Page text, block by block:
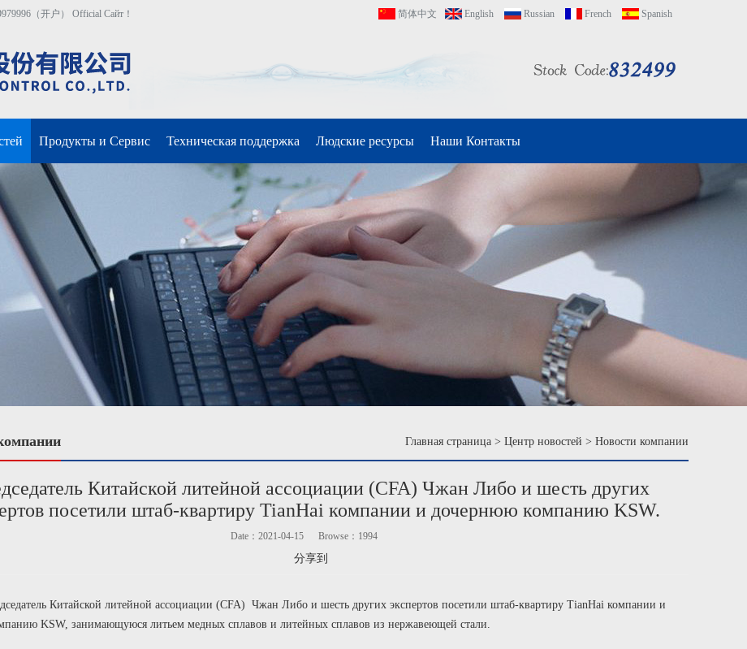
（开户） Official Сайт！ 简体中文 English Russian French Spanish
Продукты и Сервис Техническая поддержка Людские ресурсы Наши Контакты
Главная страница > Центр новостей > Новости компании
Китайской литейной ассоциации (CFA) Чжан Либо и шесть других
посетили штаб-квартиру TianHai компании и дочернюю компанию KSW.
Date：2021-04-15 Browse： 1994
分享到
Китайской литейной ассоциации (CFA) Чжан Либо и шесть других экспертов посетили штаб-квартиру TianHai компании и
KSW, занимающуюся литьем медных сплавов и литейных сплавов из нержавеющей стали.